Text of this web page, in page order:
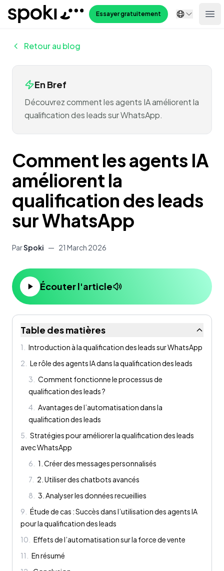
Spoki Essayer gratuitement
Retour au blog
En Bref
Découvrez comment les agents IA améliorent la
qualification des leads sur WhatsApp.
Comment les agents IA
améliorent la
qualification des leads
sur WhatsApp
ParSpoki — 21 March 2026
Écouter l'article
Table des matières
1
Introduction à la qualification des leads sur WhatsApp
2
Le rôle des agents IA dans la qualification des leads
3
Comment fonctionne le processus de
qualification des leads ?
4
Avantages de l’automatisation dans la
qualification des leads
5
Stratégies pour améliorer la qualification des leads
avec WhatsApp
6
1. Créer des messages personnalisés
7
2. Utiliser des chatbots avancés
8
3. Analyser les données recueillies
9
Étude de cas : Succès dans l’utilisation des agents IA
pour la qualification des leads
10
Effets de l’automatisation sur la force de vente
11
En résumé